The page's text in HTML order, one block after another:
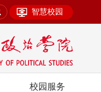
智慧校园
校园服务